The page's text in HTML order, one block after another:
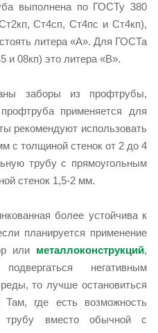
выполнена по ГОСТу 380
Ст4сп, Ст4пс и Ст4кп),
литера «А». Для ГОСТа
и 08кп) это литера «В».
заборы из профтрубы,
применяется для
рекомендуют использовать
с толщиной стенок от 2 до 4
трубу с прямоугольным
стенок 1,5-2 мм.
более устойчива к
планируется применение
или металлоконструкций,
негативным
то лучше остановиться
Там, где есть возможность
трубу вместо обычной с